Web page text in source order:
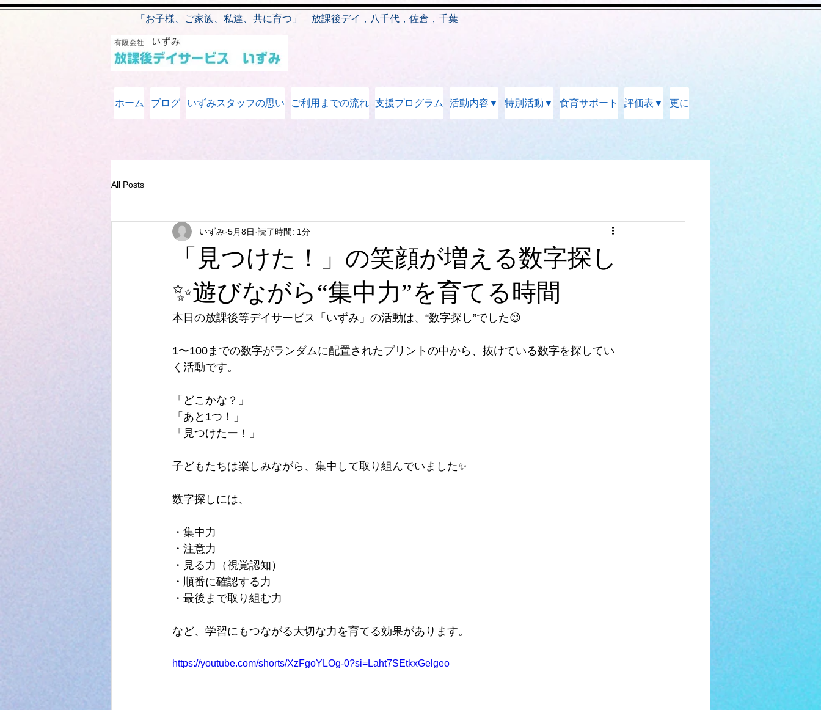
​ 「お子様、ご家族、私達、共に育つ」 放課後デイ，八千代，佐倉，千葉
ホーム ブログ いずみスタッフの思い ご利用までの流れ 支援プログラム 活動内容▼ 特別活動▼ 食育サポート 評価表▼ 更に
All Posts
「見つけた！」の笑顔が増える数字探し
✨遊びながら“集中力”を育てる時間
いずみ 5月8日 読了時間: 1分
本日の放課後等デイサービス「いずみ」の活動は、“数字探し”でした😊
1〜100までの数字がランダムに配置されたプリントの中から、抜けている数字を探してい
く活動です。
「どこかな？」
「あと1つ！」
「見つけたー！」
子どもたちは楽しみながら、集中して取り組んでいました✨
数字探しには、
・集中力
・注意力
・見る力（視覚認知）
・順番に確認する力
・最後まで取り組む力
など、学習にもつながる大切な力を育てる効果があります。
https://youtube.com/shorts/XzFgoYLOg-0?si=Laht7SEtkxGelgeo